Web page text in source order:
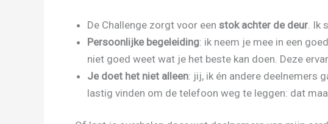
De Challenge zorgt voor een stok achter de deur .
Persoonlijke begeleiding: ik neem je mee in een
niet goed weet wat je het beste kan doen. Deze
Je doet het niet alleen: jij, ik én andere deelnemers
lastig vinden om de telefoon weg te leggen: dat